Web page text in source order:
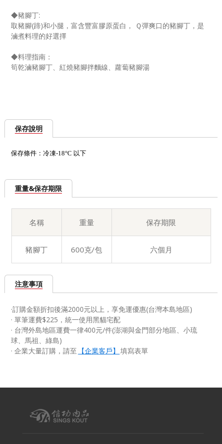
◆豬腳丁:
取豬腳(蹄)和小腿，富含豐富膠原蛋白，
Ｑ彈爽口的豬腳丁，是
滷煮料理的好選擇
◆料理指南：
筍乾滷豬腳丁、紅燒豬腳拌麵線、蘿蔔豬腳湯
保存說明
保存條件：冷凍-18°C 以下
重量&保存期限
名稱 重量 保存期限
豬腳丁 600克/包 六個月
注意事項
·訂購金額折扣後滿2000元以上，享免運優惠(台灣本島地區)
· 單筆運費$225，統一使用黑貓宅配
· 台灣外島地區運費一律400元/件(澎湖與金門部分地區、小琉
球、馬祖、綠島)
·企業大量訂購，請至 【企業客戶】 填寫表單